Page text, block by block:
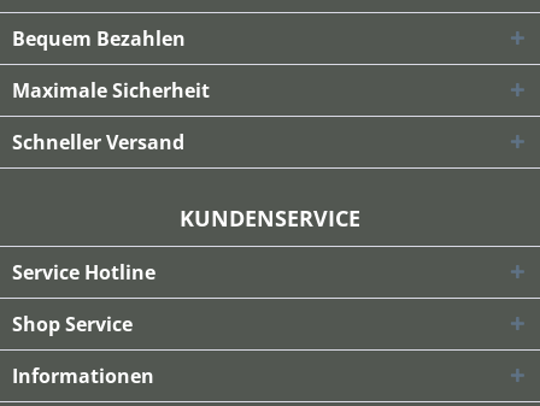
Bequem Bezahlen
Maximale Sicherheit
Schneller Versand
KUNDENSERVICE
Service Hotline
Shop Service
Informationen